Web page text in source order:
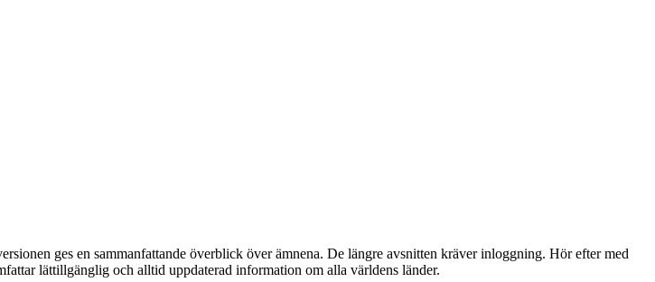
ges en sammanfattande överblick över ämnena. De längre avsnitten kräver inloggning. Hör efter med
lättillgänglig och alltid uppdaterad information om alla världens länder.